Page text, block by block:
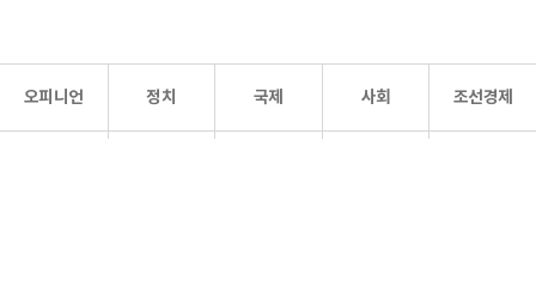
오피니언 정치 국제 사회 조선경제